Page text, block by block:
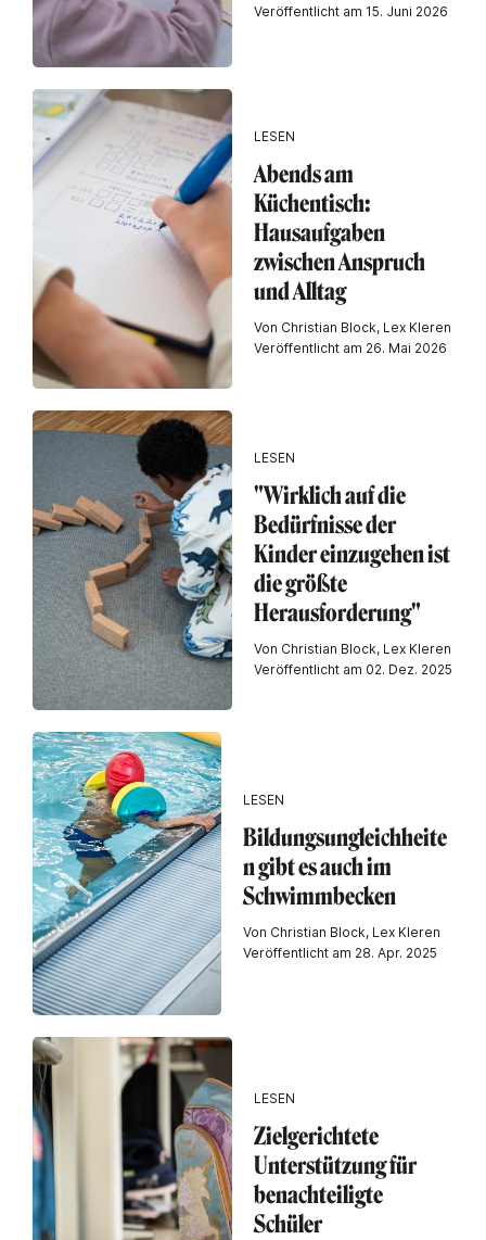
Veröffentlicht am 15. Juni 2026
LESEN
Abends am
Küchentisch:
Hausaufgaben
zwischen Anspruch
und Alltag
Von Christian Block, Lex Kleren
Veröffentlicht am 26. Mai 2026
LESEN
"Wirklich auf die
Bedürfnisse der
Kinder einzugehen ist
die größte
Herausforderung"
Von Christian Block, Lex Kleren
Veröffentlicht am 02. Dez. 2025
LESEN
Bildungsungleichheite
n gibt es auch im
Schwimmbecken
Von Christian Block, Lex Kleren
Veröffentlicht am 28. Apr. 2025
LESEN
Zielgerichtete
Unterstützung für
benachteiligte
Schüler